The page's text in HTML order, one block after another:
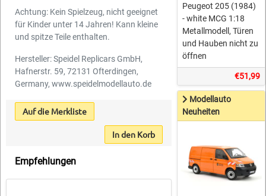
Achtung: Kein Spielzeug, nicht geeignet
für Kinder unter 14 Jahren! Kann kleine
und spitze Teile enthalten.
Hersteller: Speidel Replicars GmbH,
Hafnerstr. 59, 72131 Ofterdingen,
Germany, www.speidelmodellauto.de
Auf die Merkliste
In den Korb
Empfehlungen
Peugeot 205 (1984)
- white MCG 1:18
Metallmodell, Türen
und Hauben nicht zu
öffnen
€51,99
Modellauto
Neuheiten